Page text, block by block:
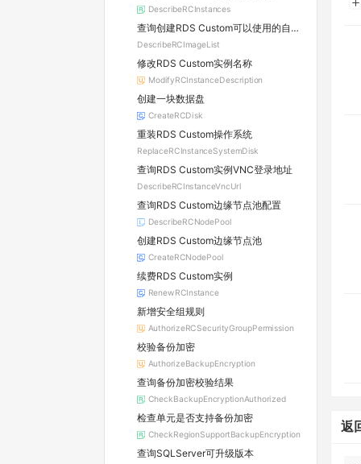
DescribeRCInstances
查询创建RDS Custom可以使用的自定义镜像列表
DescribeRCImageList
修改RDS Custom实例名称
ModifyRCInstanceDescription
创建一块数据盘
CreateRCDisk
重装RDS Custom操作系统
ReplaceRCInstanceSystemDisk
查询RDS Custom实例VNC登录地址
DescribeRCInstanceVncUrl
查询RDS Custom边缘节点池配置
DescribeRCNodePool
创建RDS Custom边缘节点池
CreateRCNodePool
续费RDS Custom实例
RenewRCInstance
新增安全组规则
AuthorizeRCSecurityGroupPermission
校验备份加密
AuthorizeBackupEncryption
查询备份加密校验结果
CheckBackupEncryptionAuthorized
检查单元是否支持备份加密
CheckRegionSupportBackupEncryption
查询SQLServer可升级版本
返